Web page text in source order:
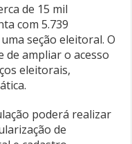
de 15 mil
com 5.739
seção eleitoral. O
de ampliar o acesso
eleitorais,
poderá realizar
de